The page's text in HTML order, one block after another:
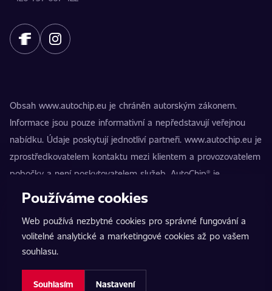
Obsah www.autochip.eu je chráněn autorským zákonem.
Informace jsou pouze informativní a nepředstavují veřejnou
nabídku. Údaje poskytují jednotliví partneři. www.autochip.eu je
zprostředkovatelem kontaktu mezi klientem a provozovatelem
pobočky a není poskytovatelem služeb. AutoChip® je
registrovaná ochranná známka Petra Kučery. Úpravy, které
nezpůsobilosti vozidla k provozu na pozemních komunikacích.
Přesné informace poskytuje vždy konkrétní provozovatel
pobočky.
Nastavení cookies
Používáme cookies
Web používá nezbytné cookies pro správné fungování a
volitelné analytické a marketingové cookies až po vašem
souhlasu.
Souhlasím Nastavení